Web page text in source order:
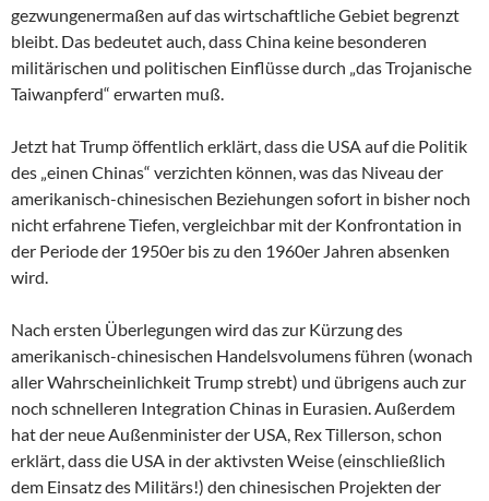
gezwungenermaßen auf das wirtschaftliche Gebiet begrenzt
bleibt. Das bedeutet auch, dass China keine besonderen
militärischen und politischen Einflüsse durch „das Trojanische
Taiwanpferd“ erwarten muß.
Jetzt hat Trump öffentlich erklärt, dass die USA auf die Politik
des „einen Chinas“ verzichten können, was das Niveau der
amerikanisch-chinesischen Beziehungen sofort in bisher noch
nicht erfahrene Tiefen, vergleichbar mit der Konfrontation in
der Periode der 1950er bis zu den 1960er Jahren absenken
wird.
Nach ersten Überlegungen wird das zur Kürzung des
amerikanisch-chinesischen Handelsvolumens führen (wonach
aller Wahrscheinlichkeit Trump strebt) und übrigens auch zur
noch schnelleren Integration Chinas in Eurasien. Außerdem
hat der neue Außenminister der USA, Rex Tillerson, schon
erklärt, dass die USA in der aktivsten Weise (einschließlich
dem Einsatz des Militärs!) den chinesischen Projekten der